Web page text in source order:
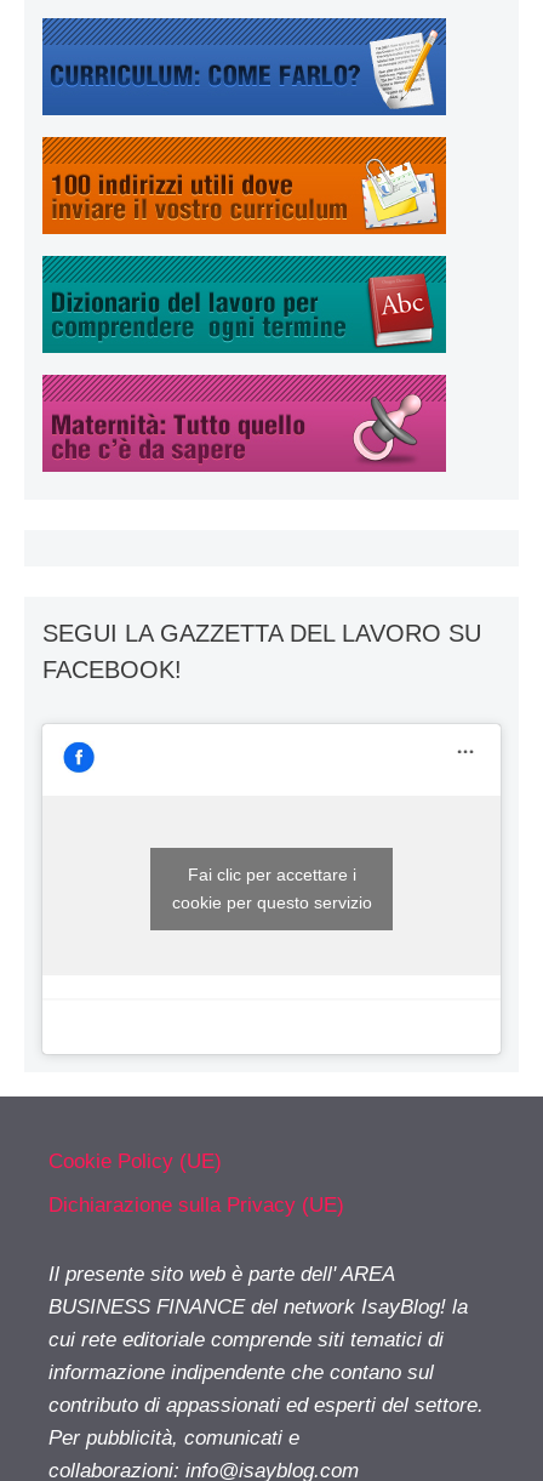
SEGUI LA GAZZETTA DEL LAVORO SU
FACEBOOK!
Fai clic per accettare i
cookie per questo servizio
Cookie Policy (UE)
Dichiarazione sulla Privacy (UE)
Il presente sito web è parte dell' AREA
BUSINESS FINANCE del network IsayBlog! la
cui rete editoriale comprende siti tematici di
informazione indipendente che contano sul
contributo di appassionati ed esperti del settore.
Per pubblicità, comunicati e
collaborazioni: info@isayblog.com